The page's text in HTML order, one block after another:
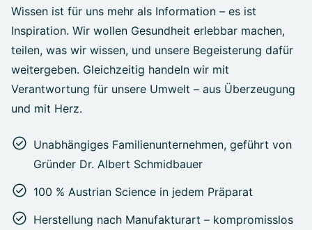
Wissen ist für uns mehr als Information – es ist
Inspiration. Wir wollen Gesundheit erlebbar machen,
teilen, was wir wissen, und unsere Begeisterung dafür
weitergeben. Gleichzeitig handeln wir mit
Verantwortung für unsere Umwelt – aus Überzeugung
und mit Herz.
Unabhängiges Familienunternehmen, geführt von
Gründer Dr. Albert Schmidbauer
100 % Austrian Science in jedem Präparat
Herstellung nach Manufakturart – kompromisslos